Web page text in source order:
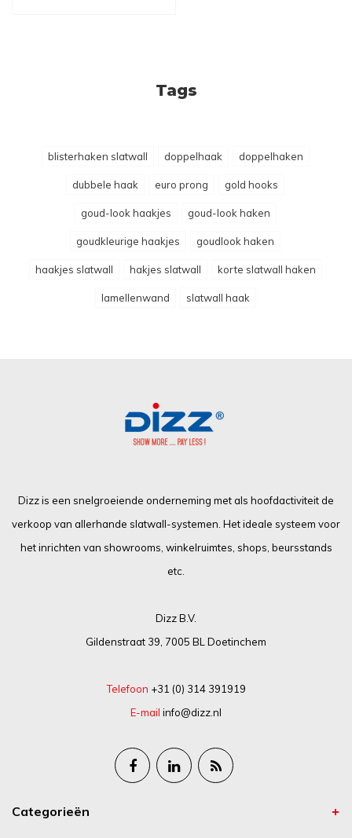
Tags
blisterhaken slatwall doppelhaak doppelhaken
dubbele haak euro prong gold hooks
goud-look haakjes goud-look haken
goudkleurige haakjes goudlook haken
haakjes slatwall hakjes slatwall korte slatwall haken
lamellenwand slatwall haak
Dizz is een snelgroeiende onderneming met als hoofdactiviteit de
verkoop van allerhande slatwall-systemen. Het ideale systeem voor
het inrichten van showrooms, winkelruimtes, shops, beursstands
etc.
Dizz B.V.
Gildenstraat 39, 7005 BL Doetinchem
Telefoon +31 (0) 314 391919
E-mail info@dizz.nl
Categorieën